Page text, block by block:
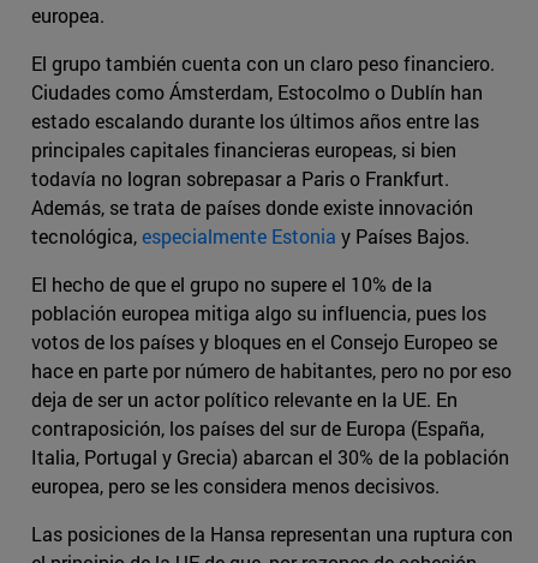
europea.
El grupo también cuenta con un claro peso financiero.
Ciudades como Ámsterdam, Estocolmo o Dublín han
estado escalando durante los últimos años entre las
principales capitales financieras europeas, si bien
todavía no logran sobrepasar a Paris o Frankfurt.
Además, se trata de países donde existe innovación
tecnológica,especialmente Estonia y Países Bajos.
El hecho de que el grupo no supere el 10% de la
población europea mitiga algo su influencia, pues los
votos de los países y bloques en el Consejo Europeo se
hace en parte por número de habitantes, pero no por eso
deja de ser un actor político relevante en la UE. En
contraposición, los países del sur de Europa (España,
Italia, Portugal y Grecia) abarcan el 30% de la población
europea, pero se les considera menos decisivos.
Las posiciones de la Hansa representan una ruptura con